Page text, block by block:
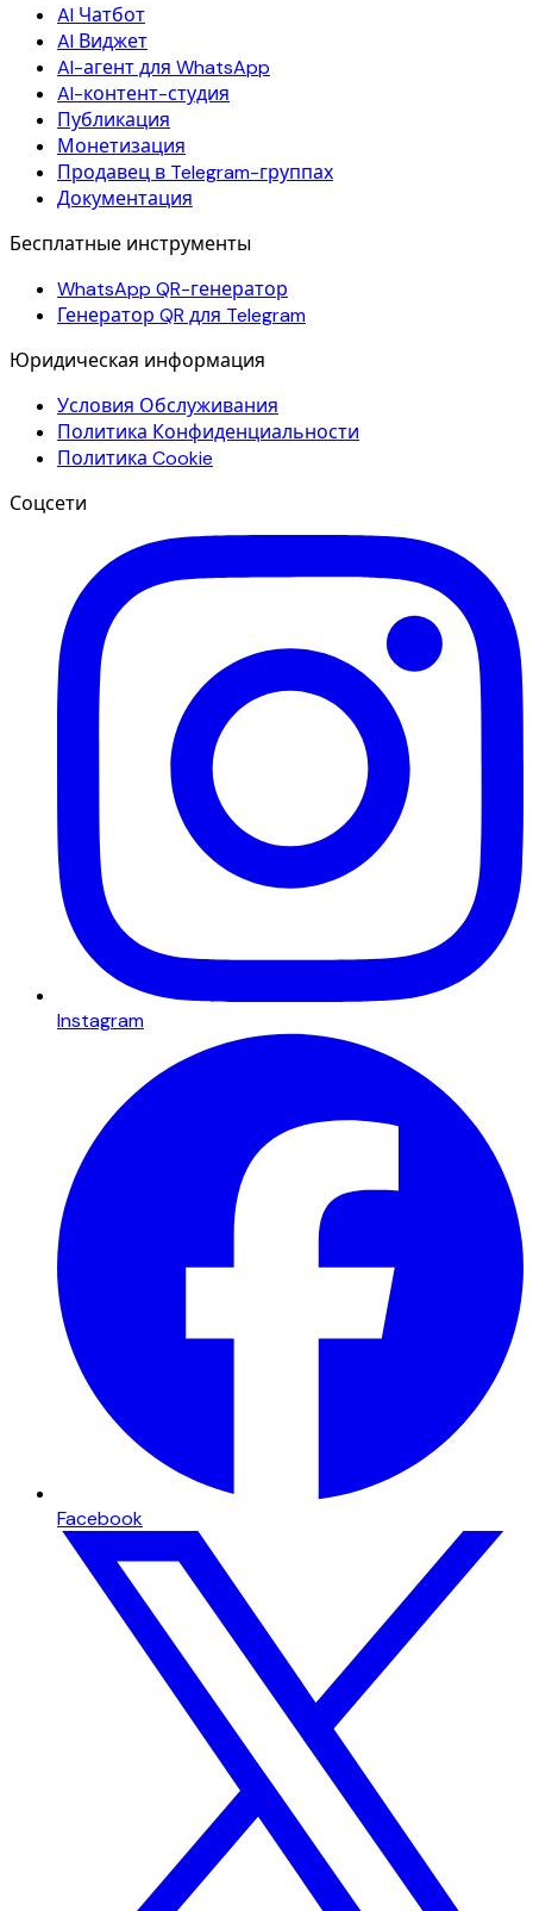
AI Чатбот
AI Виджет
AI-агент для WhatsApp
AI-контент-студия
Публикация
Монетизация
Продавец в Telegram-группах
Документация
Бесплатные инструменты
WhatsApp QR-генератор
Генератор QR для Telegram
Юридическая информация
Условия Обслуживания
Политика Конфиденциальности
Политика Cookie
Соцсети
Instagram
Facebook